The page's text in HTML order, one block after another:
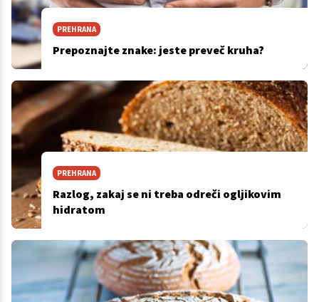
PREHRANA
Prepoznajte znake: jeste preveč kruha?
PREHRANA
Razlog, zakaj se ni treba odreči ogljikovim
hidratom